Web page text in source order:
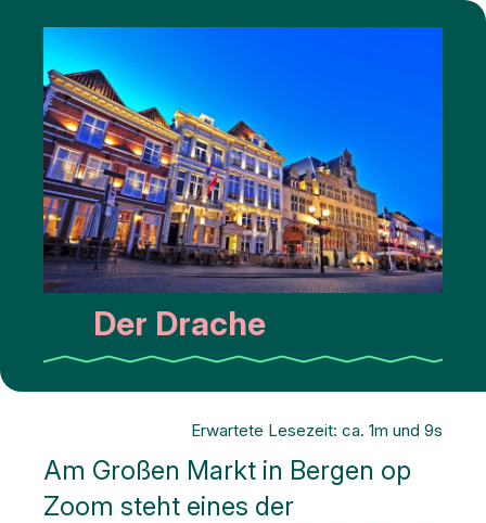
Der Drache
Erwartete Lesezeit: ca. 1m und 9s
Am Großen Markt in Bergen op
Zoom steht eines der